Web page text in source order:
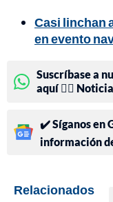
Casi linchan
en evento
Suscríbase a
aquí 👉🏻
✔️ Síganos en
información
Relacionados